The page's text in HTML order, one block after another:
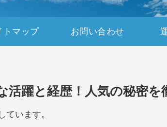
トマップ お問い合わせ
活躍と経歴！人気の秘密を
ています。